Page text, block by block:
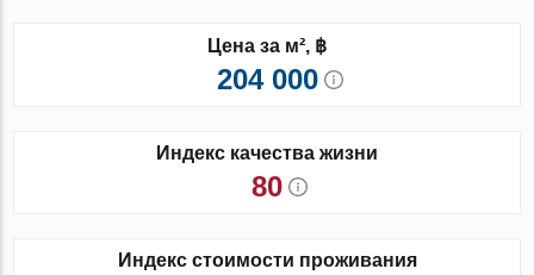
Цена за м², ฿
204 000
Индекс качества жизни
80
Индекс стоимости проживания